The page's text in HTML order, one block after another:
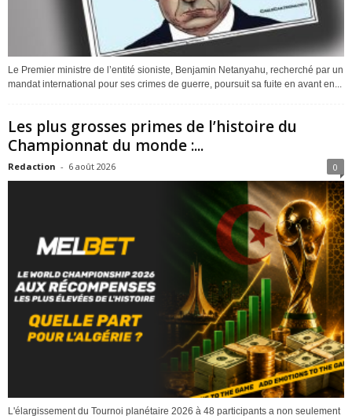
Le Premier ministre de l’entité sioniste, Benjamin Netanyahu, recherché par un
mandat international pour ses crimes de guerre, poursuit sa fuite en avant en...
Les plus grosses primes de l’histoire du
Championnat du monde :...
Redaction - 6 août 2026 0
L'élargissement du Tournoi planétaire 2026 à 48 participants a non seulement